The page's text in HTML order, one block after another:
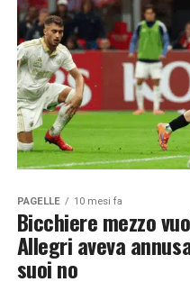
PAGELLE 10 mesi fa
Bicchiere mezzo
Allegri aveva
suoi no